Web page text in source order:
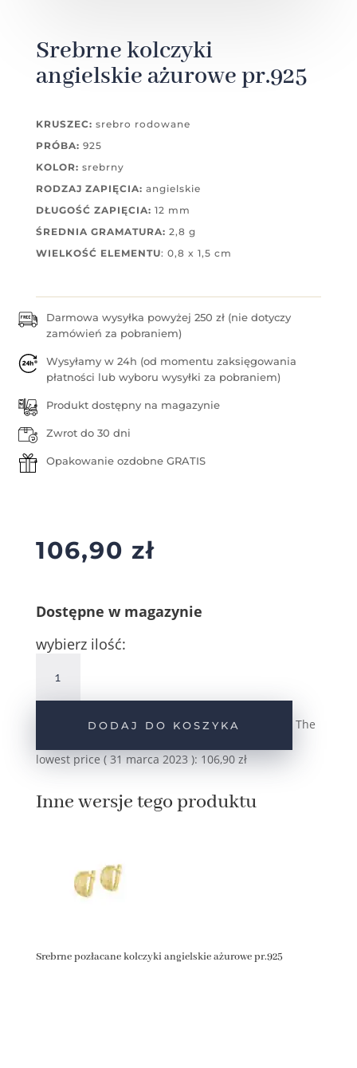
Srebrne kolczyki
angielskie ażurowe pr.925
KRUSZEC: srebro rodowane
PRÓBA: 925
KOLOR: srebrny
RODZAJ ZAPIĘCIA: angielskie
DŁUGOŚĆ ZAPIĘCIA: 12 mm
ŚREDNIA GRAMATURA: 2,8 g
WIELKOŚĆ ELEMENTU: 0,8 x 1,5 cm
Darmowa wysyłka powyżej 250 zł (nie dotyczy
zamówień za pobraniem)
Wysyłamy w 24h (od momentu zaksięgowania
płatności lub wyboru wysyłki za pobraniem)
Produkt dostępny na magazynie
Zwrot do 30 dni
Opakowanie ozdobne GRATIS
106,90 zł
Dostępne w magazynie
wybierz ilość:
Srebrne
kolczyki
pr.925
DODAJ DO KOSZYKA The
lowest price (31 marca 2023 ): 106,90 zł
Inne wersje tego produktu
Srebrne pozłacane kolczyki angielskie ażurowe pr.925